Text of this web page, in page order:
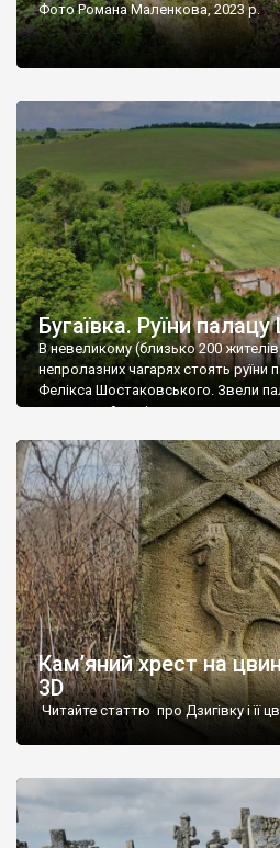
Фото Романа Маленкова, 2023 р.
Бугаївка. Руїни
В невеликому (близько 200 жителів)
непролазних чагарях стоять руїни
Фелікса Шостаковського. Звели
радянський період у ньому
століття тут розмістили
палацу виїхала лікарня – ми точно
Кам’яний хрест на
3D
Читайте статтю про Дзигівку і її